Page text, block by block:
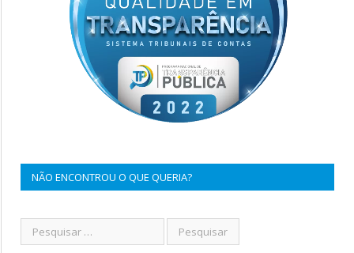
NÃO ENCONTROU O QUE QUERIA?